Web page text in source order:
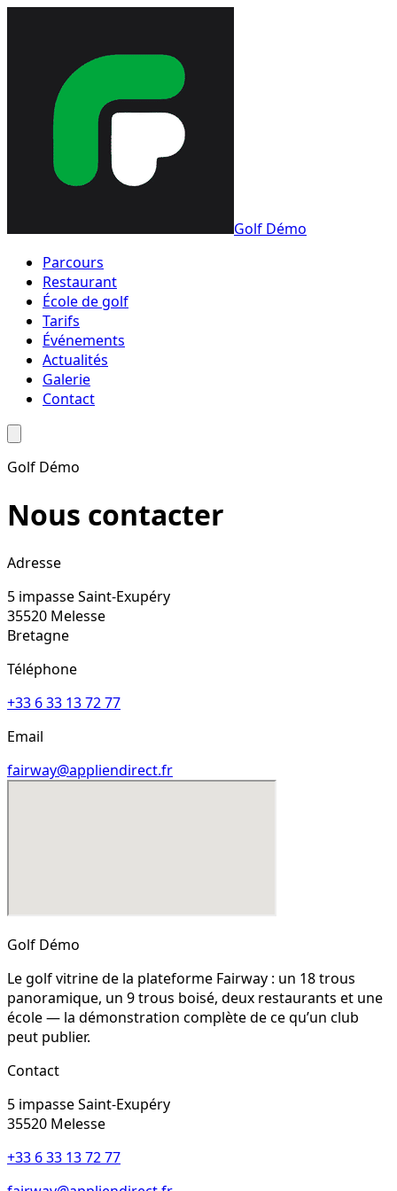
Golf Démo
Parcours
Restaurant
École de golf
Tarifs
Événements
Actualités
Galerie
Contact
Golf Démo
Nous contacter
Adresse
5 impasse Saint-Exupéry
35520 Melesse
Bretagne
Téléphone
+33 6 33 13 72 77
Email
fairway@appliendirect.fr
Golf Démo
Le golf vitrine de la plateforme Fairway : un 18 trous
panoramique, un 9 trous boisé, deux restaurants et une
école — la démonstration complète de ce qu’un club
peut publier.
Contact
5 impasse Saint-Exupéry
35520 Melesse
+33 6 33 13 72 77